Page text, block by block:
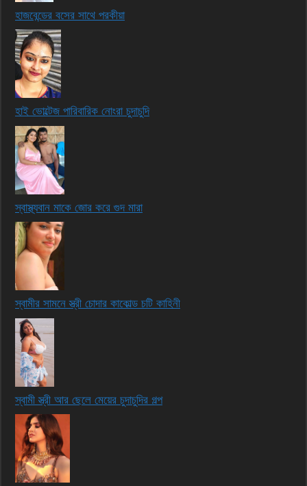
হাজবেন্ডের বসের সাথে পরকীয়া
হাই ভোল্টেজ পারিবারিক নোংরা চুদাচুদি
স্বাস্থ্যবান মাকে জোর করে গুদ মারা
স্বামীর সামনে স্ত্রী চোদার কাকোল্ড চটি কাহিনী
স্বামী স্ত্রী আর ছেলে মেয়ের চুদাচুদির গল্প